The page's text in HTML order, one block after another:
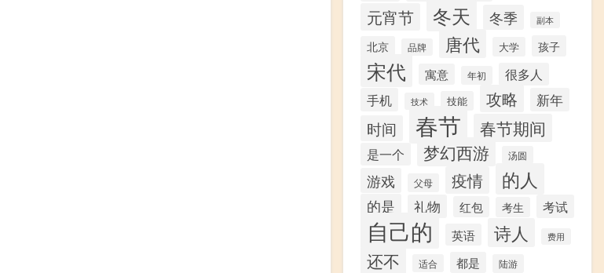
元宵节 冬天 冬季 副本
北京 品牌 唐代 大学 孩子
宋代 寓意 年初 很多人
手机 技术 技能 攻略 新年
时间 春节 春节期间
是一个 梦幻西游 汤圆
游戏 父母 疫情 的人
的是 礼物 红包 考生 考试
自己的 英语 诗人 费用
还不 适合 都是 陆游